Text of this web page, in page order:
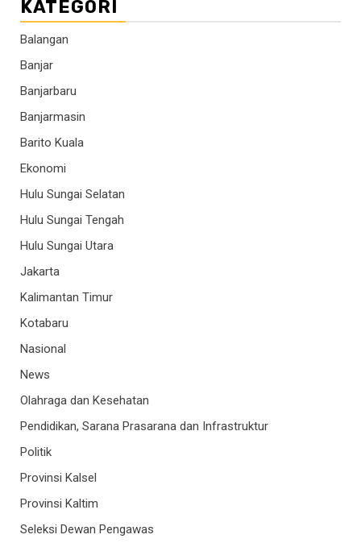
KATEGORI
Balangan
Banjar
Banjarbaru
Banjarmasin
Barito Kuala
Ekonomi
Hulu Sungai Selatan
Hulu Sungai Tengah
Hulu Sungai Utara
Jakarta
Kalimantan Timur
Kotabaru
Nasional
News
Olahraga dan Kesehatan
Pendidikan, Sarana Prasarana dan Infrastruktur
Politik
Provinsi Kalsel
Provinsi Kaltim
Seleksi Dewan Pengawas